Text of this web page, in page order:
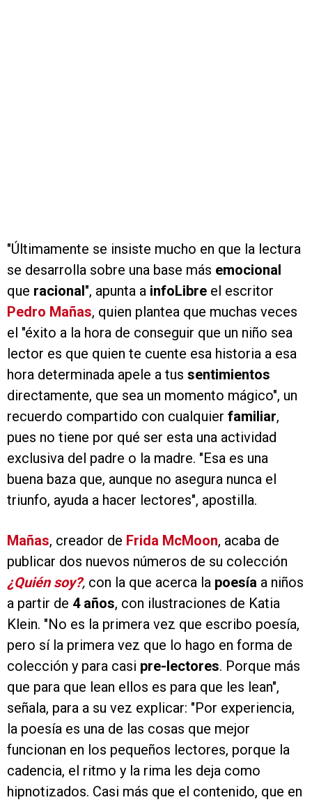
"Últimamente se insiste mucho en que la lectura
se desarrolla sobre una base más emocional
que racional", apunta a infoLibre el escritor
Pedro Mañas, quien plantea que muchas veces
el "éxito a la hora de conseguir que un niño sea
lector es que quien te cuente esa historia a esa
hora determinada apele a tus sentimientos
directamente, que sea un momento mágico", un
recuerdo compartido con cualquier familiar,
pues no tiene por qué ser esta una actividad
exclusiva del padre o la madre. "Esa es una
buena baza que, aunque no asegura nunca el
triunfo, ayuda a hacer lectores", apostilla.
Mañas, creador de Frida McMoon, acaba de
publicar dos nuevos números de su colección
¿Quién soy?, con la que acerca la poesía a niños
a partir de 4 años, con ilustraciones de Katia
Klein. "No es la primera vez que escribo poesía,
pero sí la primera vez que lo hago en forma de
colección y para casi pre-lectores. Porque más
que para que lean ellos es para que les lean",
señala, para a su vez explicar: "Por experiencia,
la poesía es una de las cosas que mejor
funcionan en los pequeños lectores, porque la
cadencia, el ritmo y la rima les deja como
hipnotizados. Casi más que el contenido, que en